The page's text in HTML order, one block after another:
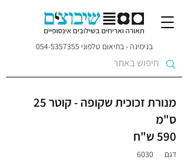
בנימינה - בתיאום טלפוני 054-5357355
מנורת זכוכית שקופה - קוטר 25
ס"מ
590 ש"ח
דגם 6030